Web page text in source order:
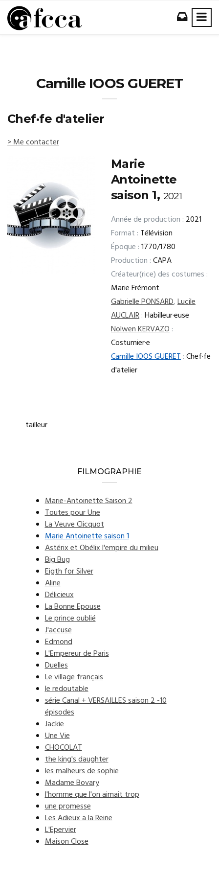
Camille IOOS GUERET
Chef·fe d'atelier
> Me contacter
Marie
Antoinette
saison 1, 2021
Année de production : 2021
Format : Télévision
Époque :1770/1780
Production :CAPA
Créateur(rice) des costumes :
Marie Frémont
Gabrielle PONSARD,Lucile
AUCLAIR:Habilleur·euse
Nolwen KERVAZO:
Costumier·e
Camille IOOS GUERET:Chef·fe
d'atelier
tailleur
FILMOGRAPHIE
Marie-Antoinette Saison 2
Toutes pour Une
La Veuve Clicquot
Marie Antoinette saison 1
Astérix et Obélix l'empire du milieu
Big Bug
Eigth for Silver
Aline
Délicieux
La Bonne Epouse
Le prince oublié
J'accuse
Edmond
L'Empereur de Paris
Duelles
Le village français
le redoutable
série Canal + VERSAILLES saison 2 -10
épisodes
Jackie
Une Vie
CHOCOLAT
the king's daughter
les malheurs de sophie
Madame Bovary
l'homme que l'on aimait trop
une promesse
Les Adieux a la Reine
L'Epervier
Maison Close